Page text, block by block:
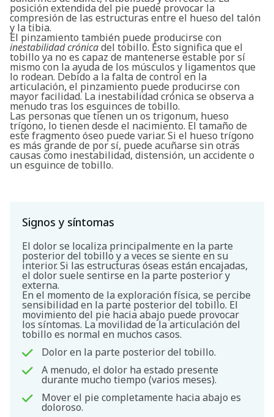
posición extendida del pie puede provocar la
compresión de las estructuras entre el hueso del talón
y la tibia.
El pinzamiento también puede producirse con
inestabilidad crónicadel tobillo. Esto significa que el
tobillo ya no es capaz de mantenerse estable por sí
mismo con la ayuda de los músculos y ligamentos que
lo rodean. Debido a la falta de control en la
articulación, el pinzamiento puede producirse con
mayor facilidad. La inestabilidad crónica se observa a
menudo tras los esguinces de tobillo.
Las personas que tienen un os trigonum, hueso
trígono, lo tienen desde el nacimiento. El tamaño de
este fragmento óseo puede variar. Si el hueso trígono
es más grande de por sí, puede acuñarse sin otras
causas como inestabilidad, distensión, un accidente o
un esguince de tobillo.
Signos y síntomas
El dolor se localiza principalmente en la parte
posterior del tobillo y a veces se siente en su
interior. Si las estructuras óseas están encajadas,
el dolor suele sentirse en la parte posterior y
externa.
En el momento de la exploración física, se percibe
sensibilidad en la parte posterior del tobillo. El
movimiento del pie hacia abajo puede provocar
los síntomas. La movilidad de la articulación del
tobillo es normal en muchos casos.
Dolor en la parte posterior del tobillo.
A menudo, el dolor ha estado presente
durante mucho tiempo (varios meses).
Mover el pie completamente hacia abajo es
doloroso.